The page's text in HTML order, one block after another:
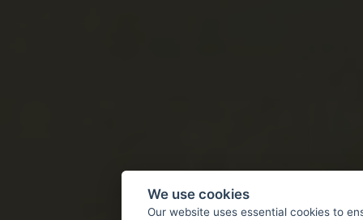
We use cookies
Our website uses essential cookies to